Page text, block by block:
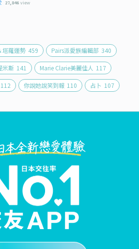
27,846 view
塔羅運勢 459 Pairs派愛族編輯部 340
米斯 141 Marie Clarie美麗佳人 117
112 你說她說笑到報 110 占卜 107